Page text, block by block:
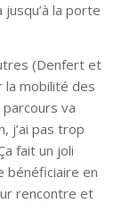
la porte
(Denfert et
la mobilité des
va
j’ai pas trop
fait un joli
bénéficiaire en
rencontre et